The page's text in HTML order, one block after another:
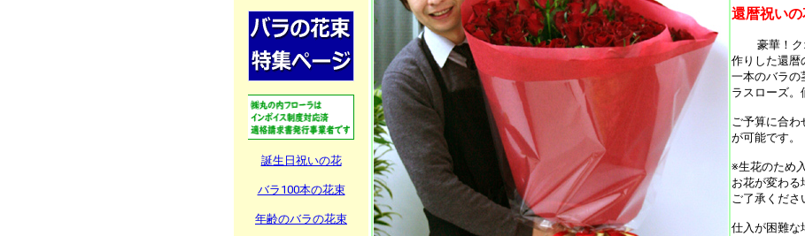
誕生日祝いの花
バラ100本の花束
年齢のバラの花束
還暦祝い
豪華！クオ
作りした還暦
一本のバラの
ラスローズ。
ご予算に合わ
が可能です。
※生花のため
お花が変わる
ご了承くださ
仕入が困難な